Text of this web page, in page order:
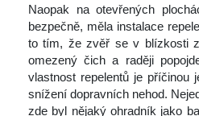
Naopak na otevřených
bezpečně, měla instalace
to tím, že zvěř se v blízkosti
omezený čich a raději
vlastnost repelentů je příčinou
nížení dopravních nehod.
zde byl nějaký ohradník jako